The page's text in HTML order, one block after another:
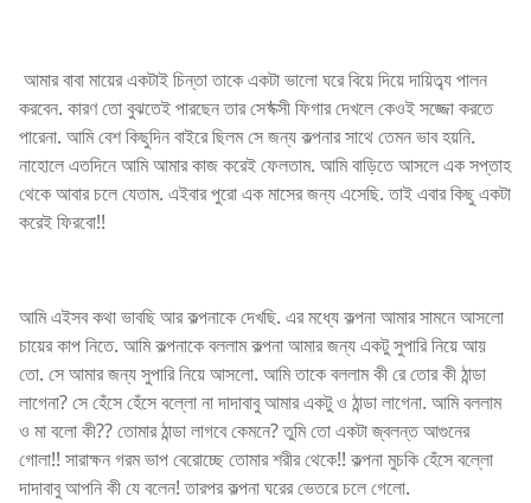
আমার বাবা মায়ের একটাই চিন্তা তাকে একটা ভালো ঘরে বিয়ে দিয়ে দায়িত্ব্য পালন
করবেন. কারণ তো বুঝতেই পারছেন তার সে*ক্সী ফিগার দেখলে কেওই সজ্জো করতে
পারেনা. আমি বেশ কিছুদিন বাইরে ছিলম সে জন্য কল্পনার সাথে তেমন ভাব হয়নি.
নাহোলে এতদিনে আমি আমার কাজ করেই ফেলতাম. আমি বাড়িতে আসলে এক সপ্তাহ
থেকে আবার চলে যেতাম. এইবার পুরো এক মাসের জন্য এসেছি. তাই এবার কিছু একটা
করেই ফিরবো!!
আমি এইসব কথা ভাবছি আর কল্পনাকে দেখছি. এর মধ্যে কল্পনা আমার সামনে আসলো
চায়ের কাপ নিতে. আমি কল্পনাকে বললাম কল্পনা আমার জন্য একটু সুপারি নিয়ে আয়
তো. সে আমার জন্য সুপারি নিয়ে আসলো. আমি তাকে বললাম কী রে তোর কী ঠান্ডা
লাগেনা? সে হেঁসে হেঁসে বল্লো না দাদাবাবু আমার একটু ও ঠান্ডা লাগেনা. আমি বললাম
ও মা বলো কী?? তোমার ঠান্ডা লাগবে কেমনে? তুমি তো একটা জ্বলন্ত আগুনের
গোলা!! সারাক্ষন গরম ভাপ বেরোচ্ছে তোমার শরীর থেকে!! কল্পনা মুচকি হেঁসে বল্লো
দাদাবাবু আপনি কী যে বলেন! তারপর কল্পনা ঘরের ভেতরে চলে গেলো.